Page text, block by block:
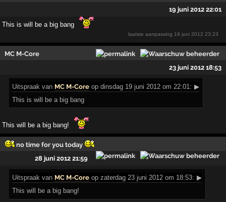
19 juni 2012 22:01
This is will be a big bang
laatste aanpassing 19 juni 2012 23:23
MC M-Core
23 juni 2012 18:53
Uitspraak van MC M-Core op dinsdag 19 juni 2012 om 22:01: ▶
This is will be a big bang
This will be a big bang!
no time for you today
28 juni 2012 21:59
Uitspraak van MC M-Core op zaterdag 23 juni 2012 om 18:53: ▶
This will be a big bang!